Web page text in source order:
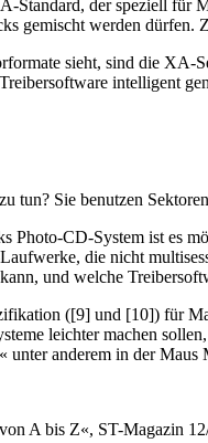
Standard, der speziell
gemischt werden
sieht, sind die
intelligent
tun? Sie benutzen
CD-System ist es
die nicht
und welche
([9] und [10]) für
leichter machen
anderem in der
A bis Z«, ST-Magazin